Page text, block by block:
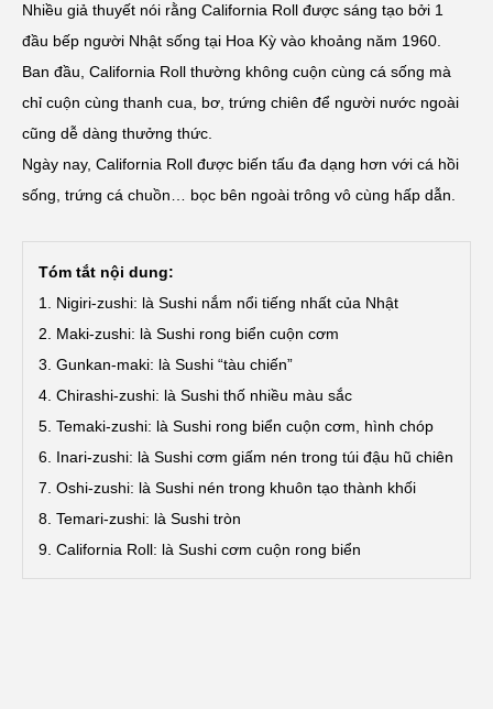
Nhiều giả thuyết nói rằng California Roll được sáng tạo bởi 1
đầu bếp người Nhật sống tại Hoa Kỳ vào khoảng năm 1960.
Ban đầu, California Roll thường không cuộn cùng cá sống mà
chỉ cuộn cùng thanh cua, bơ, trứng chiên để người nước ngoài
cũng dễ dàng thưởng thức.
Ngày nay, California Roll được biến tấu đa dạng hơn với cá hồi
sống, trứng cá chuồn… bọc bên ngoài trông vô cùng hấp dẫn.
Tóm tắt nội dung:
1. Nigiri-zushi: là Sushi nắm nổi tiếng nhất của Nhật
2. Maki-zushi: là Sushi rong biển cuộn cơm
3. Gunkan-maki: là Sushi “tàu chiến”
4. Chirashi-zushi: là Sushi thố nhiều màu sắc
5. Temaki-zushi: là Sushi rong biển cuộn cơm, hình chóp
6. Inari-zushi: là Sushi cơm giấm nén trong túi đậu hũ chiên
7. Oshi-zushi: là Sushi nén trong khuôn tạo thành khối
8. Temari-zushi: là Sushi tròn
9. California Roll: là Sushi cơm cuộn rong biển